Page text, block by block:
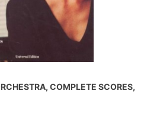
COMPLETE SCORES,